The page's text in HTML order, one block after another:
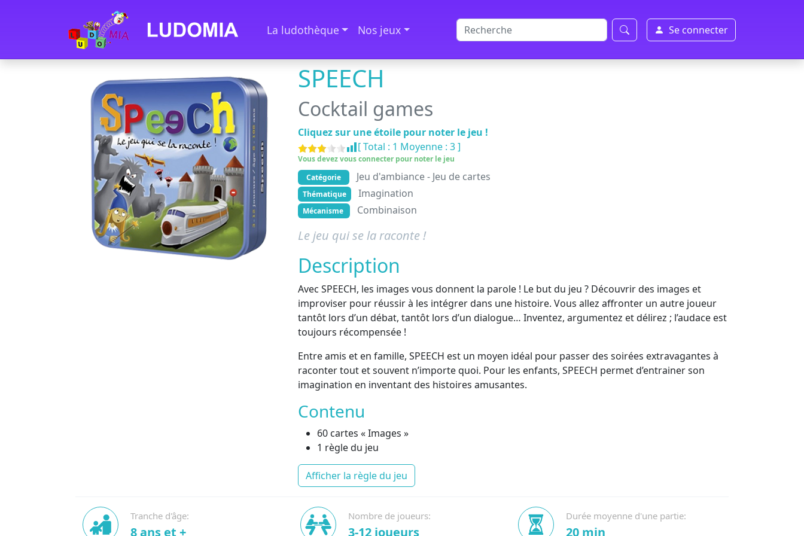
La ludothèque Nos jeux Se connecter
SPEECH
Cocktail games
Cliquez sur une étoile pour noter le jeu !
[ Total : 1 Moyenne : 3]
Vous devez vous connecter pour noter le jeu
Catégorie
Jeu d'ambiance - Jeu de cartes
Thématique Imagination
Mécanisme Combinaison
Le jeu qui se la raconte !
Description
Avec SPEECH, les images vous donnent la parole ! Le but du jeu ? Découvrir des images et
improviser pour réussir à les intégrer dans une histoire. Vous allez affronter un autre joueur
tantôt lors d’un débat, tantôt lors d’un dialogue… Inventez, argumentez et délirez ; l’audace est
toujours récompensée !
Entre amis et en famille, SPEECH est un moyen idéal pour passer des soirées extravagantes à
raconter tout et souvent n’importe quoi. Pour les enfants, SPEECH permet d’entrainer son
imagination en inventant des histoires amusantes.
Contenu
60 cartes « Images »
1 règle du jeu
Afficher la règle du jeu
Tranche d'âge:
8 ans et +
Nombre de joueurs:
3-12 joueurs
Durée moyenne d'une partie:
20 min